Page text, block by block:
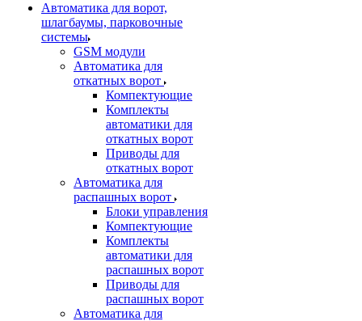
Автоматика для ворот,
шлагбаумы, парковочные
системы
GSM модули
Автоматика для
откатных ворот
Компектующие
Комплекты
автоматики для
откатных ворот
Приводы для
откатных ворот
Автоматика для
распашных ворот
Блоки управления
Компектующие
Комплекты
автоматики для
распашных ворот
Приводы для
распашных ворот
Автоматика для